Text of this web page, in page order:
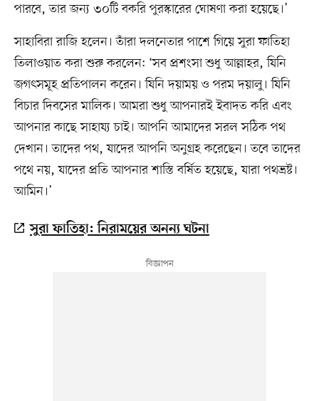
পারবে, তার জন্য ৩০টি বকরি পুরস্কারের ঘোষণা করা হয়েছে।’
সাহাবিরা রাজি হলেন। তাঁরা দলনেতার পাশে গিয়ে সুরা ফাতিহা
তিলাওয়াত করা শুরু করলেন: ‘সব প্রশংসা শুধু আল্লাহর, যিনি
জগৎসমূহ প্রতিপালন করেন। যিনি দয়াময় ও পরম দয়ালু। যিনি
বিচার দিবসের মালিক। আমরা শুধু আপনারই ইবাদত করি এবং
আপনার কাছে সাহায্য চাই। আপনি আমাদের সরল সঠিক পথ
দেখান। তাদের পথ, যাদের আপনি অনুগ্রহ করেছেন। তবে তাদের
পথে নয়, যাদের প্রতি আপনার শাস্তি বর্ষিত হয়েছে, যারা পথভ্রষ্ট।
আমিন।’
সুরা ফাতিহা: নিরাময়ের অনন্য ঘটনা